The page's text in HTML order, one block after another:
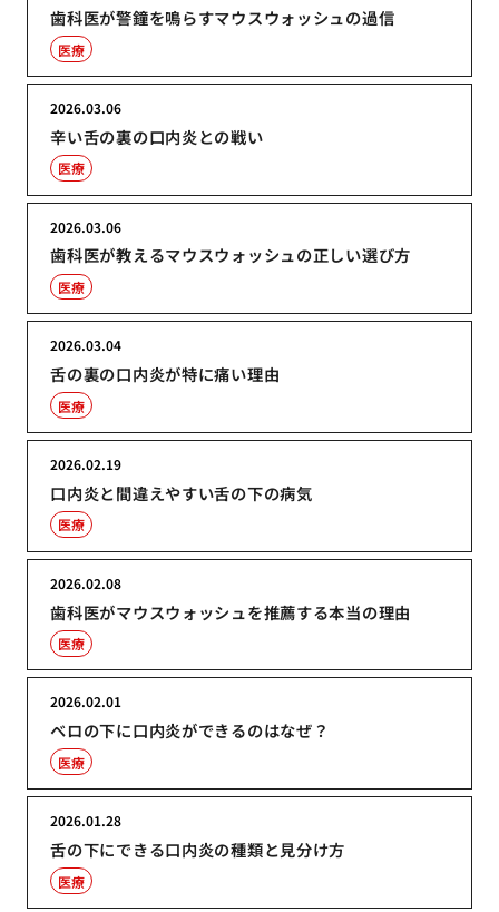
歯科医が警鐘を鳴らすマウスウォッシュの過信
医療
辛い舌の裏の口内炎との戦い
2026.03.06
医療
歯科医が教えるマウスウォッシュの正しい選び方
2026.03.06
医療
舌の裏の口内炎が特に痛い理由
2026.03.04
医療
口内炎と間違えやすい舌の下の病気
2026.02.19
医療
歯科医がマウスウォッシュを推薦する本当の理由
2026.02.08
医療
ベロの下に口内炎ができるのはなぜ？
2026.02.01
医療
舌の下にできる口内炎の種類と見分け方
2026.01.28
医療